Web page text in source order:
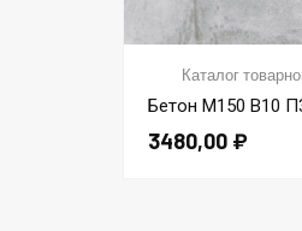
Каталог
Бетон М150 В10
3480,00 ₽